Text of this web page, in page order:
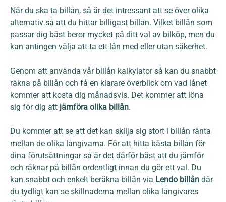
När du ska ta billån, så är det intressant att se över olika
alternativ så att du hittar billigast billån. Vilket billån som
passar dig bäst beror mycket på ditt val av bilköp, men du
kan antingen välja att ta ett lån med eller utan säkerhet.
Genom att använda vår billån kalkylator så kan du snabbt
räkna på billån och få en klarare överblick om vad lånet
kommer att kosta dig månadsvis. Det kommer att löna
sig för dig att jämföra olika billån.
Du kommer att se att det kan skilja sig stort i billån ränta
mellan de olika långivarna. För att hitta bästa billån för
dina förutsättningar så är det därför bäst att du jämför
och räknar på billån ordentligt innan du gör ett val. Du
kan snabbt och enkelt beräkna billån via Lendo billån där
du tydligt kan se skillnaderna mellan olika långivares